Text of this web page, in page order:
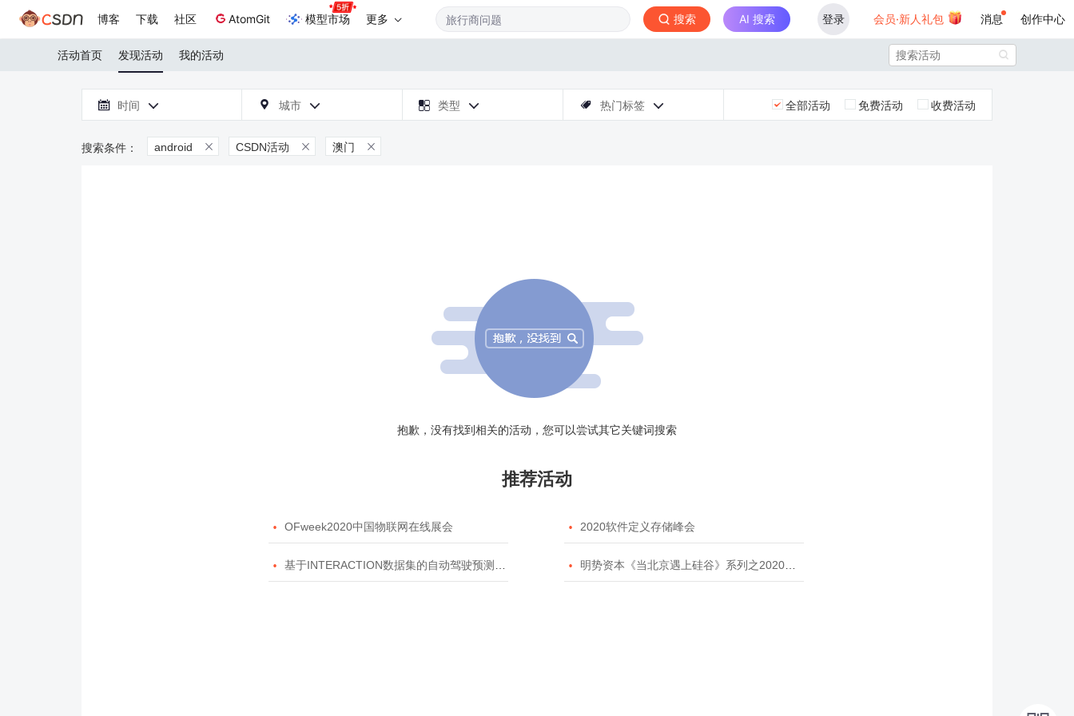
博客 下载 社区 AtomGit 模型市场 更多 搜索 AI 搜索 登录 会员·新人礼包 消息 创作中心
活动首页 发现活动 我的活动 
 时间   城市   类型   热门标签  全部活动 免费活动 收费活动
android  CSDN活动  澳门 
抱歉，没有找到相关的活动，您可以尝试其它关键词搜索
推荐活动
 OFweek2020中国物联网在线展会  2020软件定义存储峰会
 基于INTERACTION数据集的自动驾驶预测模型挑战赛  明势资本《当北京遇上硅谷》系列之2020年度开源峰会